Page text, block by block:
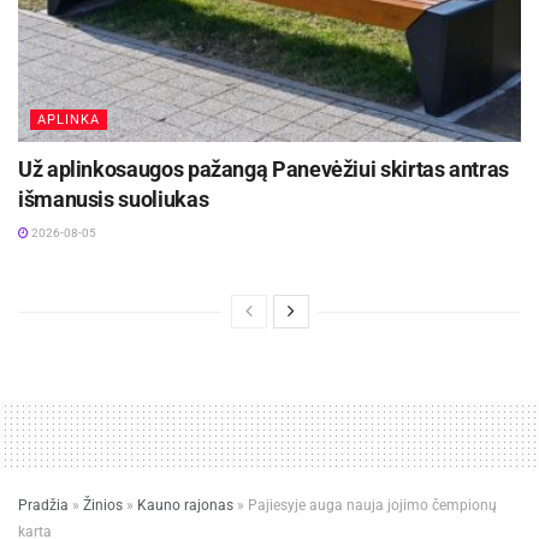
APLINKA
Už aplinkosaugos pažangą Panevėžiui skirtas antras
išmanusis suoliukas
2026-08-05
Pradžia » Žinios » Kauno rajonas » Pajiesyje auga nauja jojimo čempionų
karta